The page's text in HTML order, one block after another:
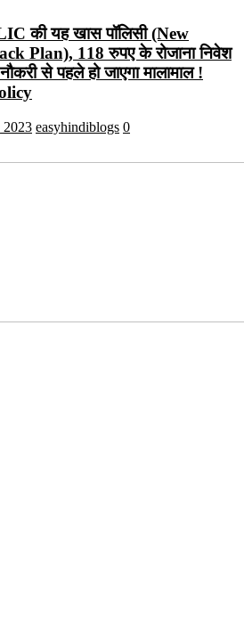
की यह खास पॉलिसी (New
Plan), 118 रुपए के रोजाना निवेश
से पहले हो जाएगा मालामाल !
2023 easyhindiblogs 0